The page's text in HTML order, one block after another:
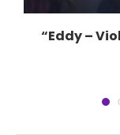
“Eddy –